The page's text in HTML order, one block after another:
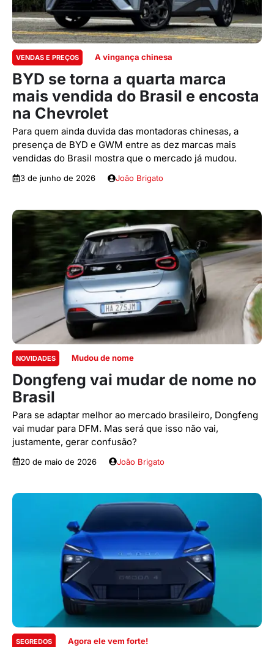
VENDAS E PREÇOS A vingança chinesa
BYD se torna a quarta marca
mais vendida do Brasil e encosta
na Chevrolet
Para quem ainda duvida das montadoras chinesas, a
presença de BYD e GWM entre as dez marcas mais
vendidas do Brasil mostra que o mercado já mudou.
3 de junho de 2026 João Brigato
NOVIDADES Mudou de nome
Dongfeng vai mudar de nome no
Brasil
Para se adaptar melhor ao mercado brasileiro, Dongfeng
vai mudar para DFM. Mas será que isso não vai,
justamente, gerar confusão?
20 de maio de 2026 João Brigato
SEGREDOS Agora ele vem forte!